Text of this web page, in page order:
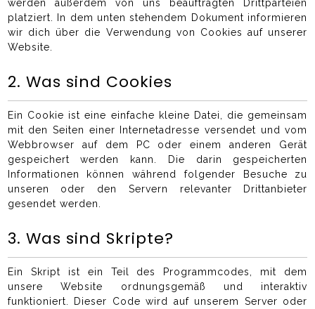
werden außerdem von uns beauftragten Drittparteien
platziert. In dem unten stehendem Dokument informieren
wir dich über die Verwendung von Cookies auf unserer
Website.
2. Was sind Cookies
Ein Cookie ist eine einfache kleine Datei, die gemeinsam
mit den Seiten einer Internetadresse versendet und vom
Webbrowser auf dem PC oder einem anderen Gerät
gespeichert werden kann. Die darin gespeicherten
Informationen können während folgender Besuche zu
unseren oder den Servern relevanter Drittanbieter
gesendet werden.
3. Was sind Skripte?
Ein Skript ist ein Teil des Programmcodes, mit dem
unsere Website ordnungsgemäß und interaktiv
funktioniert. Dieser Code wird auf unserem Server oder